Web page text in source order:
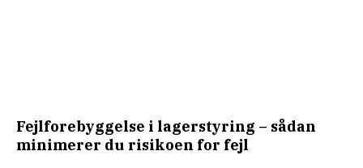
Fejlforebyggelse i lagerstyring – sådan
minimerer du risikoen for fejl